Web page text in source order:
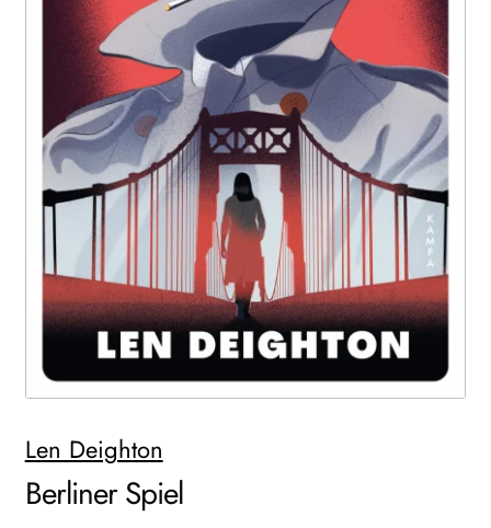
WEITERE VERLAGE
Search:
Len Deighton
Berliner Spiel